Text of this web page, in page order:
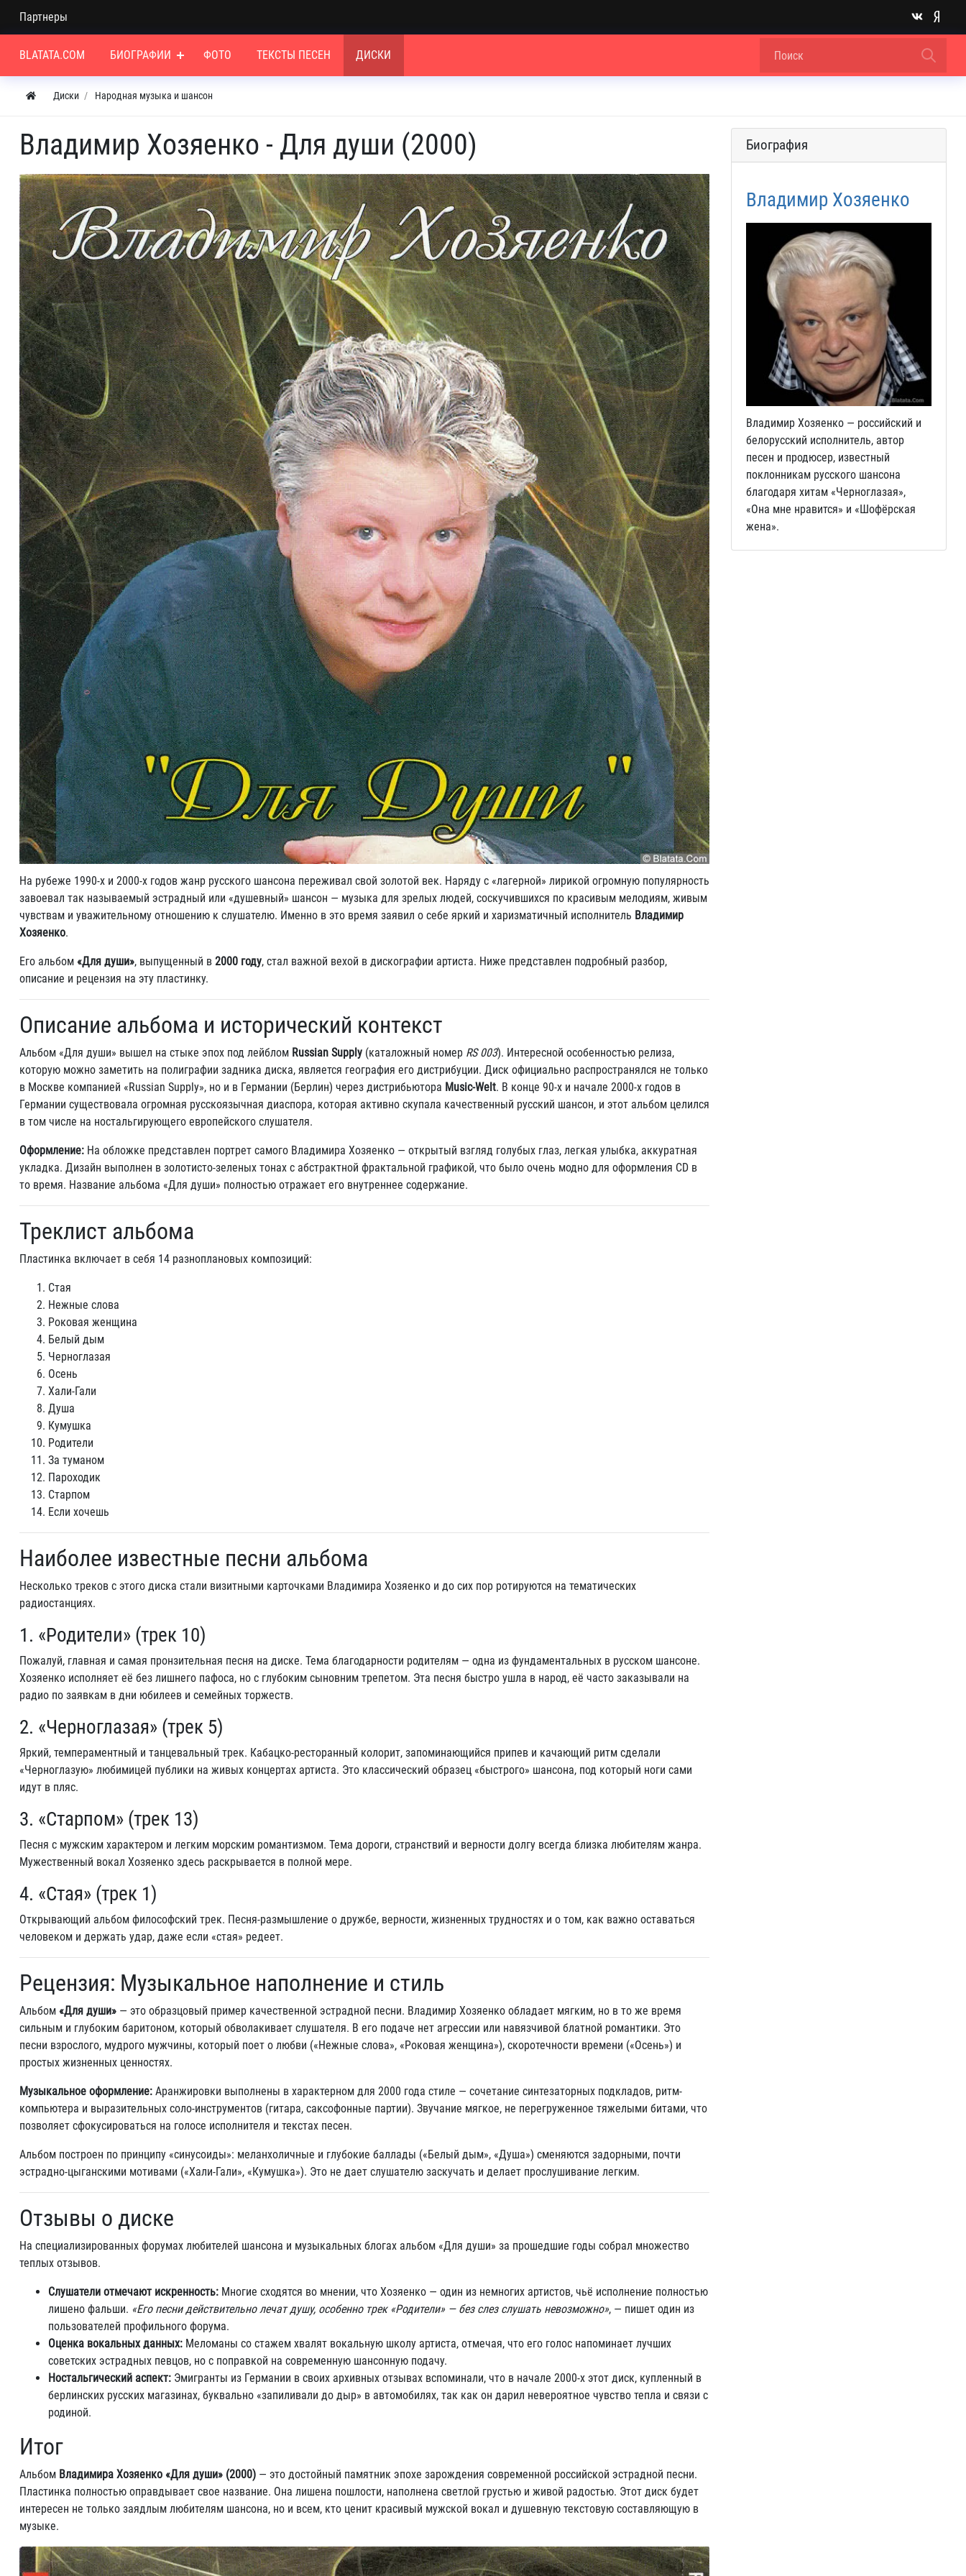
Партнеры
BLATATA.COM БИОГРАФИИ ФОТО ТЕКСТЫ ПЕСЕН ДИСКИ
Диски Народная музыка и шансон
Владимир Хозяенко - Для души (2000)
На рубеже 1990-х и 2000-х годов жанр русского шансона переживал свой золотой век. Наряду с «лагерной» лирикой огромную популярность
завоевал так называемый эстрадный или «душевный» шансон — музыка для зрелых людей, соскучившихся по красивым мелодиям, живым
чувствам и уважительному отношению к слушателю. Именно в это время заявил о себе яркий и харизматичный исполнитель Владимир
Хозяенко.
Его альбом «Для души», выпущенный в 2000 году, стал важной вехой в дискографии артиста. Ниже представлен подробный разбор,
описание и рецензия на эту пластинку.
Описание альбома и исторический контекст
Альбом «Для души» вышел на стыке эпох под лейблом Russian Supply (каталожный номер RS 003). Интересной особенностью релиза,
которую можно заметить на полиграфии задника диска, является география его дистрибуции. Диск официально распространялся не только
в Москве компанией «Russian Supply», но и в Германии (Берлин) через дистрибьютора Music-Welt. В конце 90-х и начале 2000-х годов в
Германии существовала огромная русскоязычная диаспора, которая активно скупала качественный русский шансон, и этот альбом целился
в том числе на ностальгирующего европейского слушателя.
Оформление: На обложке представлен портрет самого Владимира Хозяенко — открытый взгляд голубых глаз, легкая улыбка, аккуратная
укладка. Дизайн выполнен в золотисто-зеленых тонах с абстрактной фрактальной графикой, что было очень модно для оформления CD в
то время. Название альбома «Для души» полностью отражает его внутреннее содержание.
Треклист альбома
Пластинка включает в себя 14 разноплановых композиций:
Стая
Нежные слова
Роковая женщина
Белый дым
Черноглазая
Осень
Хали-Гали
Душа
Кумушка
Родители
За туманом
Пароходик
Старпом
Если хочешь
Наиболее известные песни альбома
Несколько треков с этого диска стали визитными карточками Владимира Хозяенко и до сих пор ротируются на тематических
радиостанциях.
1. «Родители» (трек 10)
Пожалуй, главная и самая пронзительная песня на диске. Тема благодарности родителям — одна из фундаментальных в русском шансоне.
Хозяенко исполняет её без лишнего пафоса, но с глубоким сыновним трепетом. Эта песня быстро ушла в народ, её часто заказывали на
радио по заявкам в дни юбилеев и семейных торжеств.
2. «Черноглазая» (трек 5)
Яркий, темпераментный и танцевальный трек. Кабацко-ресторанный колорит, запоминающийся припев и качающий ритм сделали
«Черноглазую» любимицей публики на живых концертах артиста. Это классический образец «быстрого» шансона, под который ноги сами
идут в пляс.
3. «Старпом» (трек 13)
Песня с мужским характером и легким морским романтизмом. Тема дороги, странствий и верности долгу всегда близка любителям жанра.
Мужественный вокал Хозяенко здесь раскрывается в полной мере.
4. «Стая» (трек 1)
Открывающий альбом философский трек. Песня-размышление о дружбе, верности, жизненных трудностях и о том, как важно оставаться
человеком и держать удар, даже если «стая» редеет.
Рецензия: Музыкальное наполнение и стиль
Альбом «Для души» — это образцовый пример качественной эстрадной песни. Владимир Хозяенко обладает мягким, но в то же время
сильным и глубоким баритоном, который обволакивает слушателя. В его подаче нет агрессии или навязчивой блатной романтики. Это
песни взрослого, мудрого мужчины, который поет о любви («Нежные слова», «Роковая женщина»), скоротечности времени («Осень») и
простых жизненных ценностях.
Музыкальное оформление: Аранжировки выполнены в характерном для 2000 года стиле — сочетание синтезаторных подкладов, ритм-
компьютера и выразительных соло-инструментов (гитара, саксофонные партии). Звучание мягкое, не перегруженное тяжелыми битами, что
позволяет сфокусироваться на голосе исполнителя и текстах песен.
Альбом построен по принципу «синусоиды»: меланхоличные и глубокие баллады («Белый дым», «Душа») сменяются задорными, почти
эстрадно-цыганскими мотивами («Хали-Гали», «Кумушка»). Это не дает слушателю заскучать и делает прослушивание легким.
Отзывы о диске
На специализированных форумах любителей шансона и музыкальных блогах альбом «Для души» за прошедшие годы собрал множество
теплых отзывов.
Слушатели отмечают искренность: Многие сходятся во мнении, что Хозяенко — один из немногих артистов, чьё исполнение полностью
лишено фальши. «Его песни действительно лечат душу, особенно трек «Родители» — без слез слушать невозможно», — пишет один из
пользователей профильного форума.
Оценка вокальных данных: Меломаны со стажем хвалят вокальную школу артиста, отмечая, что его голос напоминает лучших
советских эстрадных певцов, но с поправкой на современную шансонную подачу.
Ностальгический аспект: Эмигранты из Германии в своих архивных отзывах вспоминали, что в начале 2000-х этот диск, купленный в
берлинских русских магазинах, буквально «запиливали до дыр» в автомобилях, так как он дарил невероятное чувство тепла и связи с
родиной.
Итог
Альбом Владимира Хозяенко «Для души» (2000) — это достойный памятник эпохе зарождения современной российской эстрадной песни.
Пластинка полностью оправдывает свое название. Она лишена пошлости, наполнена светлой грустью и живой радостью. Этот диск будет
интересен не только заядлым любителям шансона, но и всем, кто ценит красивый мужской вокал и душевную текстовую составляющую в
музыке.
Биография
Владимир Хозяенко
Владимир Хозяенко — российский и
белорусский исполнитель, автор
песен и продюсер, известный
поклонникам русского шансона
благодаря хитам «Черноглазая»,
«Она мне нравится» и «Шофёрская
жена».